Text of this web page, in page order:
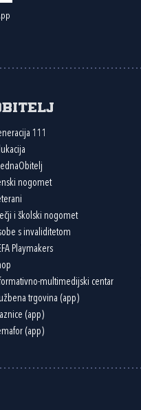
111
nogomet
i školski nogomet
s invaliditetom
Playmakers
multimedijski centar
trgovina (app)
(app)
(app)